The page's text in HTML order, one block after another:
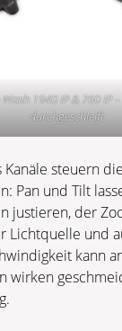
1940 IP & 760 IP
durchgeschleift
Kanäle steuern die
Pan und Tilt
justieren, der
Lichtquelle und
kann
wirken